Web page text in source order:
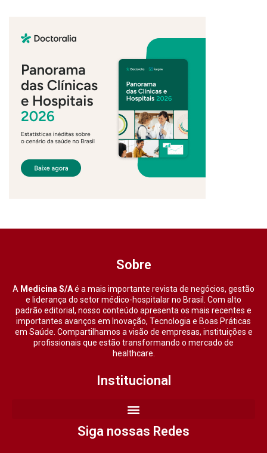
Sobre
A Medicina S/Aé a mais importante revista de negócios, gestão
e liderança do setor médico-hospitalar no Brasil. Com alto
padrão editorial, nosso conteúdo apresenta os mais recentes e
importantes avanços em Inovação, Tecnologia e Boas Práticas
em Saúde. Compartilhamos a visão de empresas, instituições e
profissionais que estão transformando o mercado de
healthcare.
Institucional
Siga nossas Redes